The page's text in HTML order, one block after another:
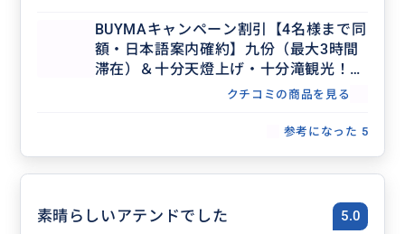
BUYMAキャンペーン割引【4名様まで同
額・日本語案内確約】九份（最大3時間
滞在）＆十分天燈上げ・十分滝観光！セ
ダンで行く貸切7時間ツアー（士林夜
クチコミの商品を見る
参考になった 5
素晴らしいアテンドでした 5.0